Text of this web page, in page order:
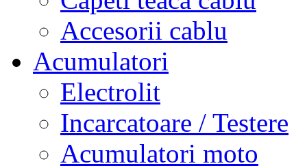
Accesorii cablu
Acumulatori
Electrolit
Incarcatoare / Testere
Acumulatori moto